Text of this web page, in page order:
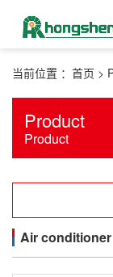
当前位置 ： 首页 >
Product
Product
Air conditioner